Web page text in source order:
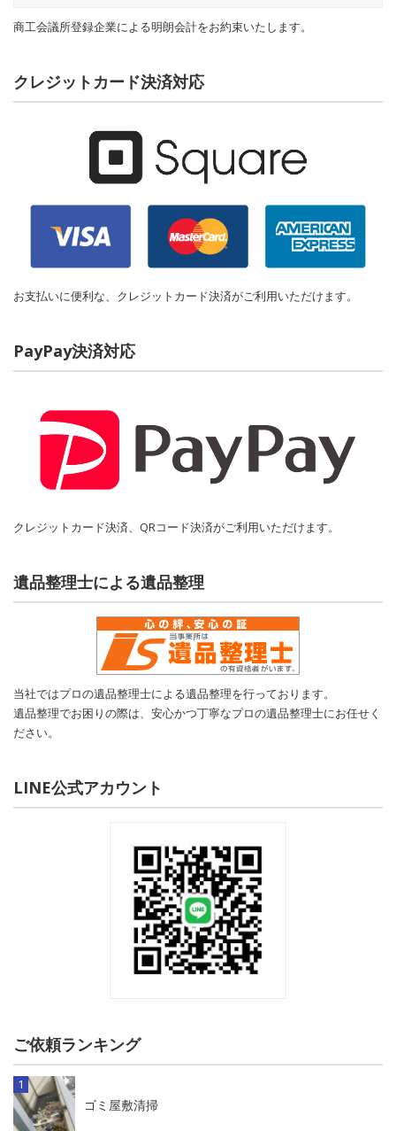
商工会議所登録企業による明朗会計をお約束いたします。
クレジットカード決済対応
お支払いに便利な、クレジットカード決済がご利用いただけます。
PayPay決済対応
クレジットカード決済、QRコード決済がご利用いただけます。
遺品整理士による遺品整理
当社ではプロの遺品整理士による遺品整理を行っております。
遺品整理でお困りの際は、安心かつ丁寧なプロの遺品整理士にお任せく
ださい。
LINE公式アカウント
ご依頼ランキング
ゴミ屋敷清掃